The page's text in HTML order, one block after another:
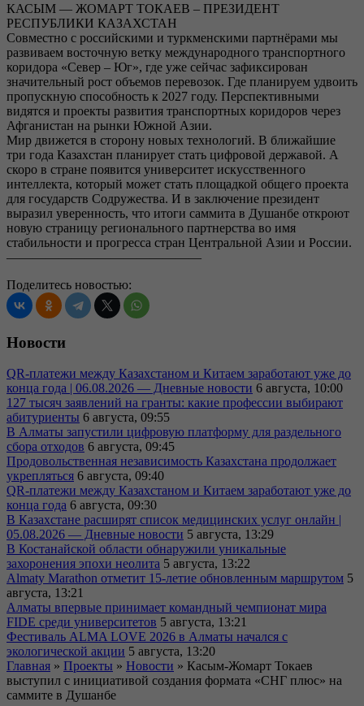
КАСЫМ — ЖОМАРТ ТОКАЕВ – ПРЕЗИДЕНТ
РЕСПУБЛИКИ КАЗАХСТАН
Совместно с российскими и туркменскими партнёрами мы
развиваем восточную ветку международного транспортного
коридора «Север – Юг», где уже сейчас зафиксирован
значительный рост объемов перевозок. Где планируем удвоить
пропускную способность к 2027 году. Перспективными
видятся и проекты развития транспортных коридоров через
Афганистан на рынки Южной Азии.
Мир движется в сторону новых технологий. В ближайшие
три года Казахстан планирует стать цифровой державой. А
скоро в стране появится университет искусственного
интеллекта, который может стать площадкой общего проекта
для государств Содружества. И в заключение президент
выразил уверенность, что итоги саммита в Душанбе откроют
новую страницу регионального партнерства во имя
стабильности и прогресса стран Центральной Азии и России.
———————————————
Поделитесь новостью:
Новости
QR-платежи между Казахстаном и Китаем заработают уже до
конца года | 06.08.2026 — Дневные новости 6 августа, 10:00
127 тысяч заявлений на гранты: какие профессии выбирают
абитуриенты 6 августа, 09:55
В Алматы запустили цифровую платформу для раздельного
сбора отходов 6 августа, 09:45
Продовольственная независимость Казахстана продолжает
укрепляться 6 августа, 09:40
QR-платежи между Казахстаном и Китаем заработают уже до
конца года 6 августа, 09:30
В Казахстане расширят список медицинских услуг онлайн |
05.08.2026 — Дневные новости 5 августа, 13:29
В Костанайской области обнаружили уникальные
захоронения эпохи неолита 5 августа, 13:22
Almaty Marathon отметит 15-летие обновленным маршрутом 5
августа, 13:21
Алматы впервые принимает командный чемпионат мира
FIDE среди университетов 5 августа, 13:21
Фестиваль ALMA LOVE 2026 в Алматы начался с
экологической акции 5 августа, 13:20
Главная » Проекты » Новости » Касым-Жомарт Токаев
выступил с инициативой создания формата «СНГ плюс» на
саммите в Душанбе